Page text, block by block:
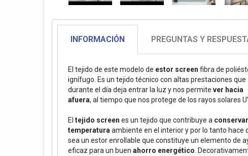
INFORMACIÓN PREGUNTAS Y
El tejido de este modelo de estor screen fibra de
ignífugo. Es un tejido técnico con altas prestaciones que
durante el día deja entrar la luz y nos permite ver hacia
afuera, al tiempo que nos protege de los rayos solares
El tejido screen es un tejido que contribuye a
temperatura ambiente en el interior y por lo tanto hace
sea un estor enrollable que constituye un elemento de
eficaz para un buen ahorro energético .